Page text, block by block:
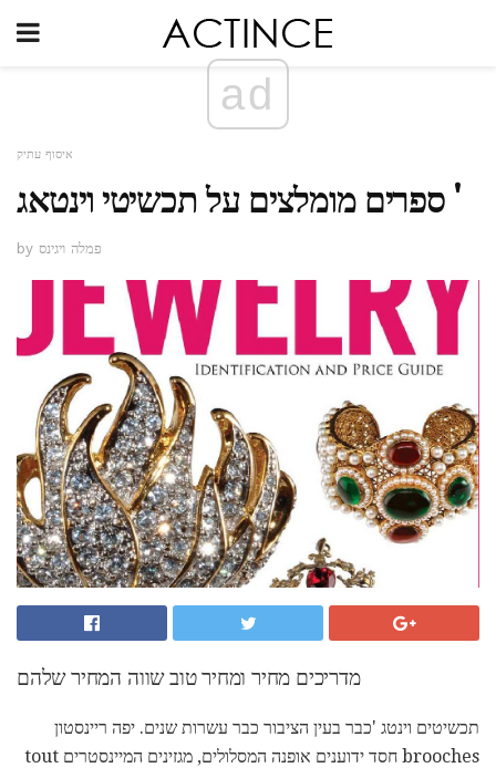
ad
איסוף עתיק
ספרים מומלצים על תכשיטי וינטאג '
by פמלה ויגינס
מדריכים מחיר ומחיר טוב שווה המחיר שלהם
תכשיטים וינטג 'כבר בעין הציבור כבר עשרות שנים. יפה ריינסטון
brooches חסד ידוענים אופנה המסלולים, מגזינים המיינסטרים tout